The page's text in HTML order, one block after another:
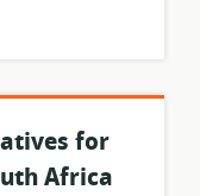
for
Africa